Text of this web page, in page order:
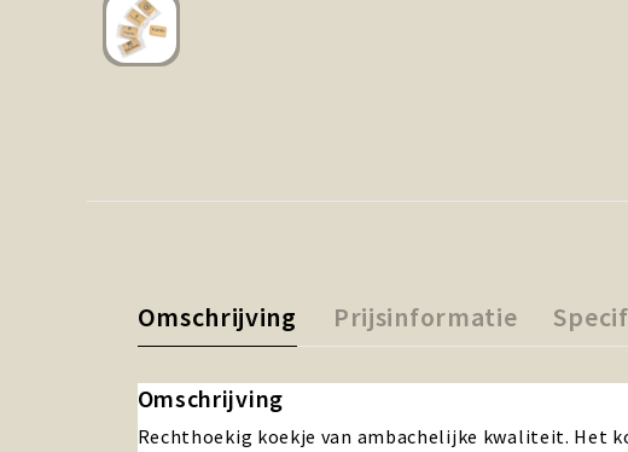
Omschrijving Prijsinformatie
Omschrijving
Rechthoekig koekje van ambachelijke kwaliteit. Het